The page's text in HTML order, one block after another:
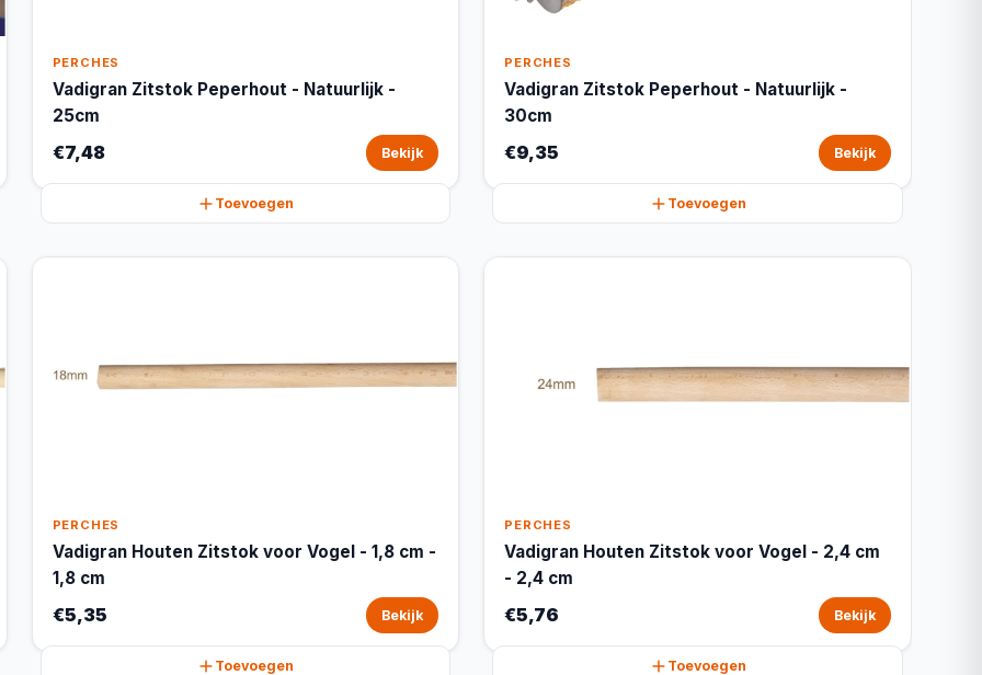
PERCHES
Vadigran Zitstok Peperhout - Natuurlijk -
25cm
€7,48 Bekijk
Toevoegen
PERCHES
Vadigran Zitstok Peperhout - Natuurlijk -
30cm
€9,35 Bekijk
Toevoegen
PERCHES
Vadigran Houten Zitstok voor Vogel - 1,8 cm -
1,8 cm
€5,35 Bekijk
Toevoegen
PERCHES
Vadigran Houten Zitstok voor Vogel - 2,4 cm
- 2,4 cm
€5,76 Bekijk
Toevoegen